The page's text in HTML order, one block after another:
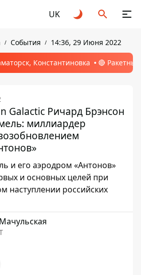
UK
События 14:36, 29 Июня 2022
Константиновка 🔴
Galactic Ричард Брэнсон
миллиардер
и его аэродром «Антонов»
и основных целей при
наступлении российских